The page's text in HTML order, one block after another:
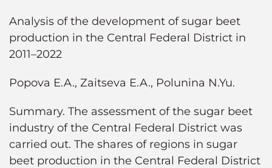
Analysis of the development of sugar beet
production in the Central Federal District in
2011–2022
Popova E.A., Zaitseva E.A., Polunina N.Yu.
Summary. The assessment of the sugar beet
industry of the Central Federal District was
carried out. The shares of regions in sugar
beet production in the Central Federal District